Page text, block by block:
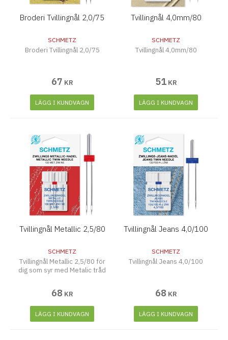
Broderi Tvillingnål 2,0/75
SCHMETZ
Broderi Tvillingnål 2,0/75
67 KR
LÄGG I KUNDVAGN
Tvillingnål 4,0mm/80
SCHMETZ
Tvillingnål 4,0mm/80
51 KR
LÄGG I KUNDVAGN
Tvillingnål Metallic 2,5/80
SCHMETZ
Tvillingnål Metallic 2,5/80 för
dig som syr med Metalic tråd
68 KR
LÄGG I KUNDVAGN
Tvillingnål Jeans 4,0/100
SCHMETZ
Tvillingnål Jeans 4,0/100
68 KR
LÄGG I KUNDVAGN